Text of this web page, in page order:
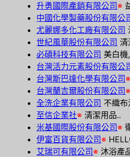
升勇國際產銷有限公司 ※
中國化學製藥股份有限公
尤麗娜多化工廠有限公司
世紀風華股份有限公司 清
必碩科技有限公司 美白機
台灣活力元素股份有限公
台灣斯巴達化學有限公司
台灣蘭吉爾股份有限公司
全洗企業有限公司 不織
至信企業社※清潔用品..
米基國際股份有限公司 ※
伊富百貨有限公司 ※
艾瑞可有限公司 ※沐浴產